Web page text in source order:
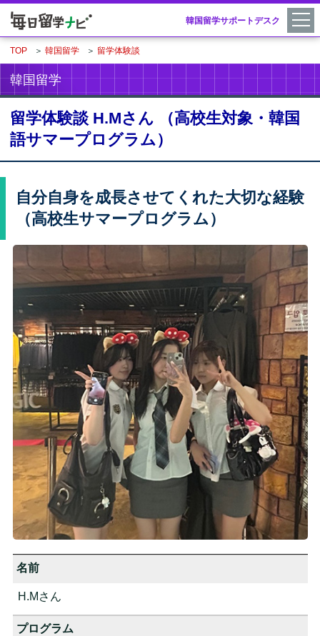
韓国留学サポートデスク
TOP ＞ 韓国留学 ＞ 留学体験談
韓国留学
留学体験談 H.Mさん （高校生対象・韓国
語サマープログラム）
自分自身を成長させてくれた大切な経験
（高校生サマープログラム）
名前
H.Mさん
プログラム